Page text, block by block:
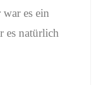
es ein
es natürlich